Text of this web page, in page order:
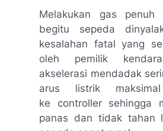
Melakukan gas penuh
begitu sepeda
kesalahan fatal yang
oleh pemilik
akselerasi mendadak
arus listrik
ke controllersehingga
panas dan tidak tahan